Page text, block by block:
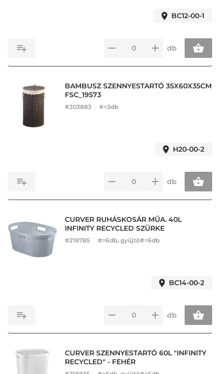
BC12-00-1
db
BAMBUSZ SZENNYESTARTÓ 35X60X35CM
FSC_19573
#203883 #=3db
H20-00-2
db
CURVER RUHÁSKOSÁR MŰA. 40L
INFINITY RECYCLED SZÜRKE
#218785 #=6db, gyűjtő#=6db
BC14-00-2
db
CURVER SZENNYESTARTÓ 60L "INFINITY
RECYCLED" - FEHÉR